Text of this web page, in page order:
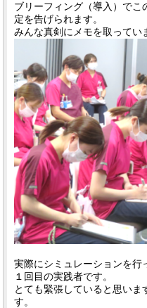
ブリーフィング（導入）でこ
定を告げられます。
みんな真剣にメモを取ってい
実際にシミュレーションを行
１回目の実践者です。
とても緊張していると思いま
す。